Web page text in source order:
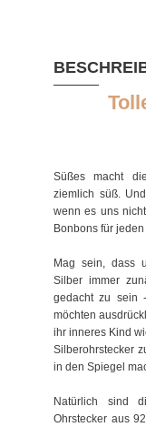
Süßes macht
ziemlich süß.
wenn es uns
Bonbons für
Mag sein, dass
Silber immer
gedacht zu sein
möchten
ihr inneres Kind
Silberohrstecker
in den Spiegel
Natürlich sind
Ohrstecker aus